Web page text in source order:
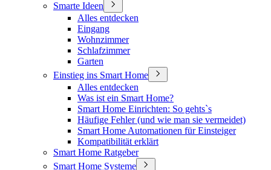
Smarte Ideen
Alles entdecken
Eingang
Wohnzimmer
Schlafzimmer
Garten
Einstieg ins Smart Home
Alles entdecken
Was ist ein Smart Home?
Smart Home Einrichten: So gehts`s
Häufige Fehler (und wie man sie vermeidet)
Smart Home Automationen für Einsteiger
Kompatibilität erklärt
Smart Home Ratgeber
Smart Home Systeme